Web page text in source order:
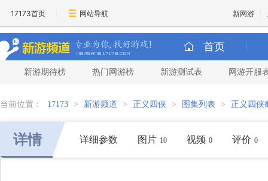
17173首页 网站导航 新网游
首页
新游期待榜 热门网游榜 新游测试表 网游开服
当前位置： 17173 > 新游频道 > 正义四侠 > 图集列表 > 正义四侠
详情 详细参数 图片 10 视频 0 评价 0